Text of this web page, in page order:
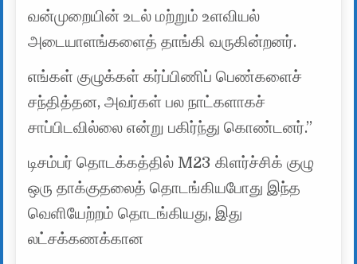
வன்முறையின் உடல் மற்றும் உளவியல்
அடையாளங்களைத் தாங்கி வருகின்றனர்.
எங்கள் குழுக்கள் கர்ப்பிணிப் பெண்களைச்
சந்தித்தன, அவர்கள் பல நாட்களாகச்
சாப்பிடவில்லை என்று பகிர்ந்து கொண்டனர்.”
டிசம்பர் தொடக்கத்தில் M23 கிளர்ச்சிக் குழு
ஒரு தாக்குதலைத் தொடங்கியபோது இந்த
வெளியேற்றம் தொடங்கியது, இது
லட்சக்கணக்கான